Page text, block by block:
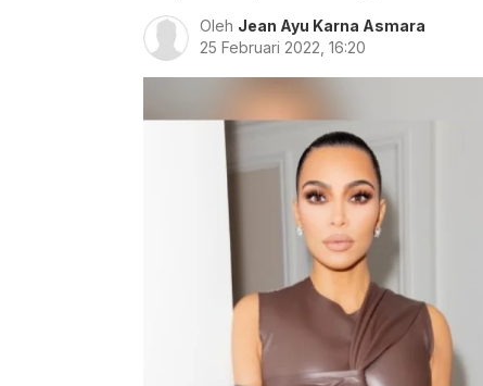
Oleh Jean Ayu Karna Asmara
25 Februari 2022, 16:20